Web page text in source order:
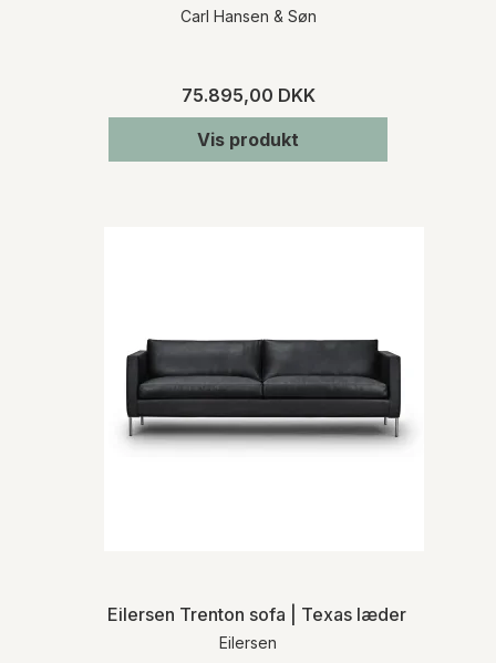
Carl Hansen & Søn
75.895,00 DKK
Vis produkt
Eilersen Trenton sofa | Texas læder
Eilersen